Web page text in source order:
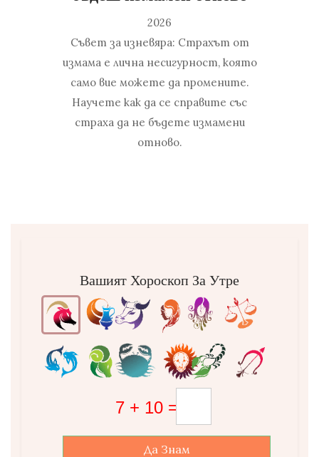
2026
Съвет за изневяра: Страхът от
измама е лична несигурност, която
само вие можете да промените.
Научете как да се справите със
страха да не бъдете измамени
отново.
Вашият Хороскоп За Утре
Да Знам